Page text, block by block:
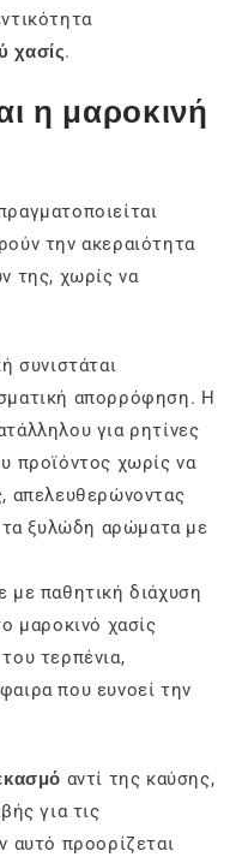
χασίς.
η μαροκινή
την ακεραιότητα
της, χωρίς να
συνιστάται
απορρόφηση. Η
για ρητίνες
προϊόντος χωρίς να
απελευθερώνοντας
τα ξυλώδη αρώματα με
με παθητική διάχυση
μαροκινό χασίς
τερπένια,
που ευνοεί την
αντί της καύσης,
για τις
αυτό προορίζεται